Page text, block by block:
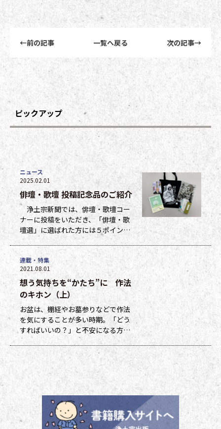
←前の記事 一覧へ戻る 次の記事→
ピックアップ
俳壇・歌壇 投稿記念品のご紹介
浄土宗新聞では、俳壇・歌壇コー
ナーに投稿をいただき、「俳壇・歌
壇選」に選ばれた方には５ポイン
ト、他掲載になった方には１ポイン
トを贈呈しています。ポイントは貯
まった数に応じて、浄土宗新聞オリ
ジナルグッズなどの景品と交換でき
ます（交換・発送は下記一覧表通知
のタイミングになります）。 ポイ
ント保有者の方には、半年に一度、
ポイント数とともに記念品一覧表を
送付いたし
ニュース
2025.02.01
想う気持ちを“かたち”に 作法
のキホン（上）
お盆は、棚経やお墓参りなどで作法
を気にすることが多い時期。「どう
すればいいの？」と不安になる方も
多いのではないでしょうか。作法ば
かり気にしていては、ご先祖さまや
ご本尊さまとしっかりと向き合えま
せん。今号から２回にわたって紹介
する浄土宗の作法の基本をおさえ、
大切な方と向き合い、よりよい時間
を過ごしましょう。 袈裟のつけ方
お参りや法要の時に、ぜひ身に着け
ていた
連載・特集
2021.08.01